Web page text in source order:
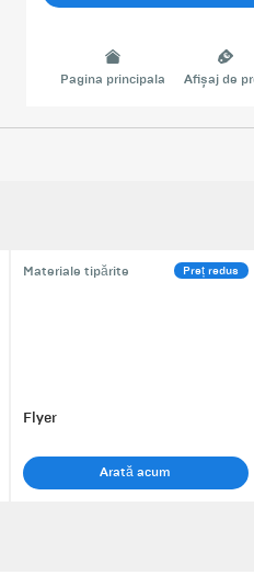
Pagina principala Afișaj de
Materiale tipărite Preț redus
Flyer
Arată acum